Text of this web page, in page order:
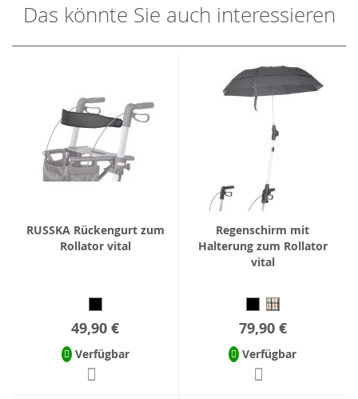
Das könnte Sie auch interessieren
RUSSKA Rückengurt zum
Rollator vital
49,90 €
Verfügbar
Regenschirm mit
Halterung zum Rollator
vital
79,90 €
Verfügbar